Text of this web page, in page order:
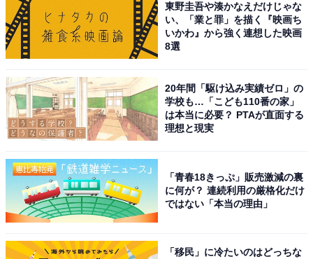
東野圭吾や湊かなえだけじゃな
い、「業と罪」を描く『映画ち
いかわ』から強く連想した映画
8選
20年間「駆け込み実績ゼロ」の
学校も…「こども110番の家」
は本当に必要？ PTAが直面する
理想と現実
「青春18きっぷ」販売激減の裏
に何が？ 連続利用の厳格化だけ
ではない「本当の理由」
「移民」に冷たいのはどっちな